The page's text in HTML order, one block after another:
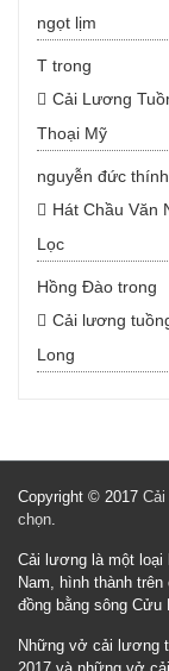
ngọt lịm
T trong
Cải Lương
Thoại Mỹ
nguyễn đức thính
Hát Chầu Văn
Lọc
Hồng Đào trong
Cải lương
Long
Copyright © 2017
chọn.
Cải lương là một loại
Nam, hình thành
đồng bằng sông Cửu
Những vở cải lương